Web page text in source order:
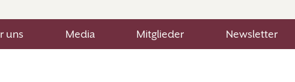
uns Media Mitglieder Newsletter